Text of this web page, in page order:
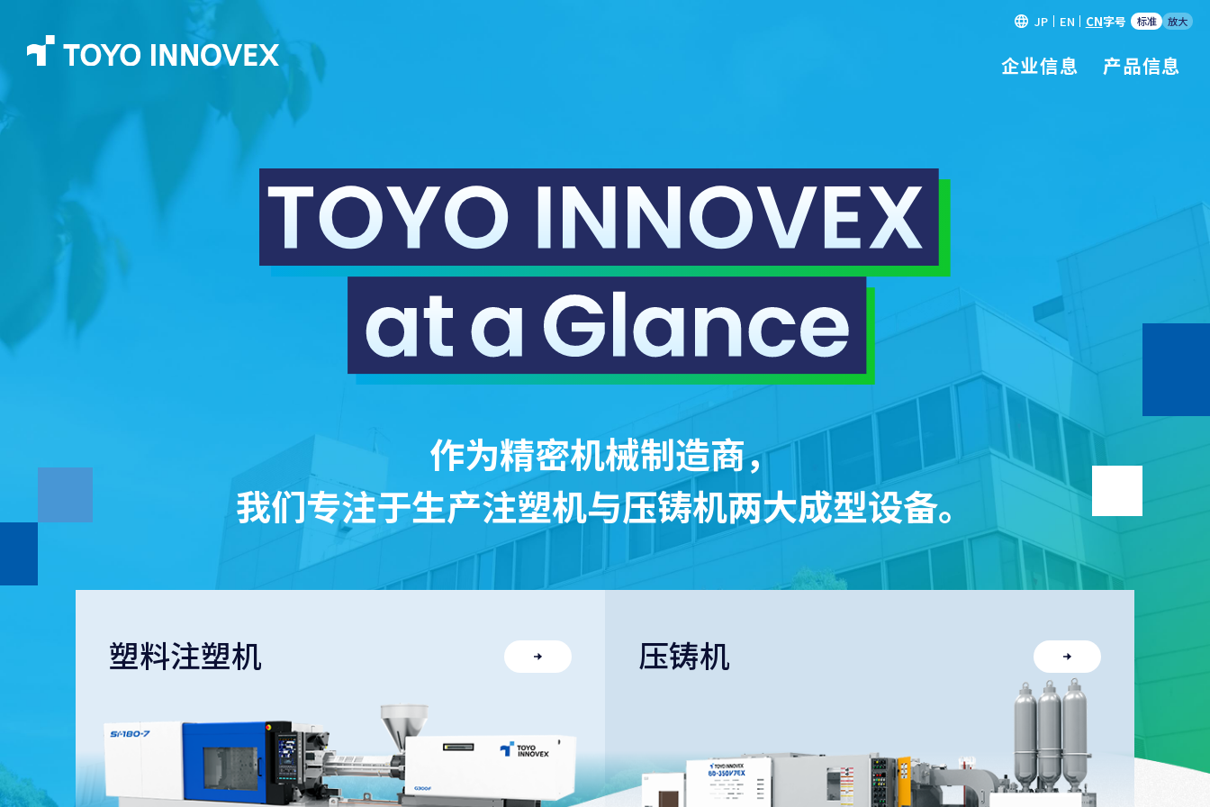
JP EN CN字号 标准 放大
企业信息 产品信息
作为精密机械制造商，
我们专注于生产注塑机与压铸机两大成型设备。
塑料注塑机 压铸机